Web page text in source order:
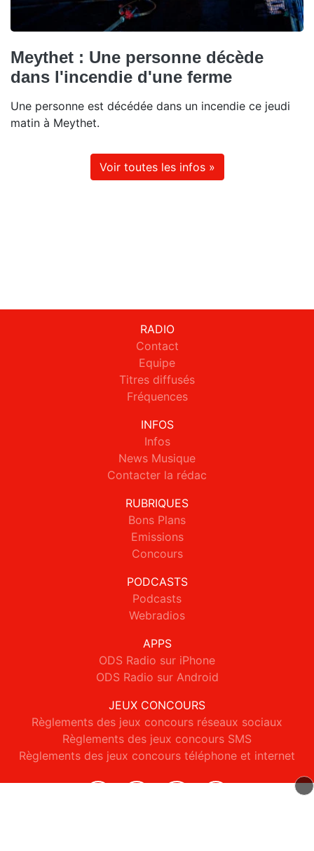
Meythet : Une personne décède
dans l'incendie d'une ferme
Une personne est décédée dans un incendie ce jeudi
matin à Meythet.
Voir toutes les infos »
RADIO
Contact
Equipe
Titres diffusés
Fréquences
INFOS
Infos
News Musique
Contacter la rédac
RUBRIQUES
Bons Plans
Emissions
Concours
PODCASTS
Podcasts
Webradios
APPS
ODS Radio sur iPhone
ODS Radio sur Android
JEUX CONCOURS
Règlements des jeux concours réseaux sociaux
Règlements des jeux concours SMS
Règlements des jeux concours téléphone et internet